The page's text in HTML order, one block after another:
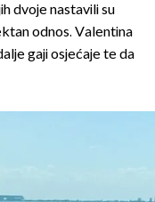
dvoje nastavili su
odnos. Valentina
gaji osjećaje te da